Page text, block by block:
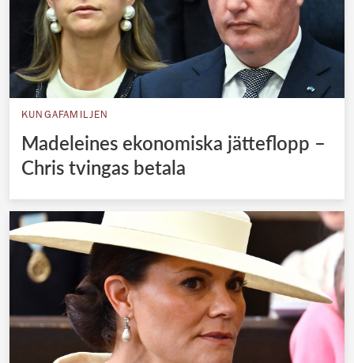
KUNGAFAMILJEN
Madeleines ekonomiska jätteflopp –
Chris tvingas betala